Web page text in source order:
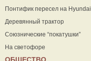
Понтифик пересел на Hyundai
Деревянный трактор
Союзнические “покатушки”
На светофоре